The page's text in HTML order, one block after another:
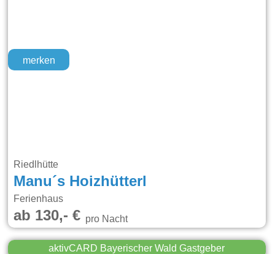
merken
Riedlhütte
Manu´s Hoizhütterl
Ferienhaus
ab 130,- €pro Nacht
aktivCARD Bayerischer Wald Gastgeber